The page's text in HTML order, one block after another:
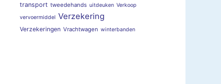
transport tweedehands uitdeuken Verkoop
vervoermiddel Verzekering
Verzekeringen Vrachtwagen winterbanden